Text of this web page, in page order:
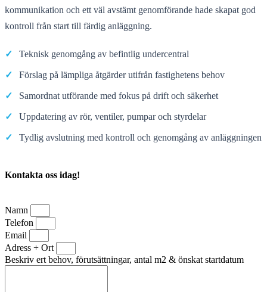
kommunikation och ett väl avstämt genomförande hade skapat god
kontroll från start till färdig anläggning.
✓ Teknisk genomgång av befintlig undercentral
✓ Förslag på lämpliga åtgärder utifrån fastighetens behov
✓ Samordnat utförande med fokus på drift och säkerhet
✓ Uppdatering av rör, ventiler, pumpar och styrdelar
✓ Tydlig avslutning med kontroll och genomgång av anläggningen
Kontakta oss idag!
Namn
Telefon
Email
Adress + Ort
Beskriv ert behov, förutsättningar, antal m2 & önskat startdatum